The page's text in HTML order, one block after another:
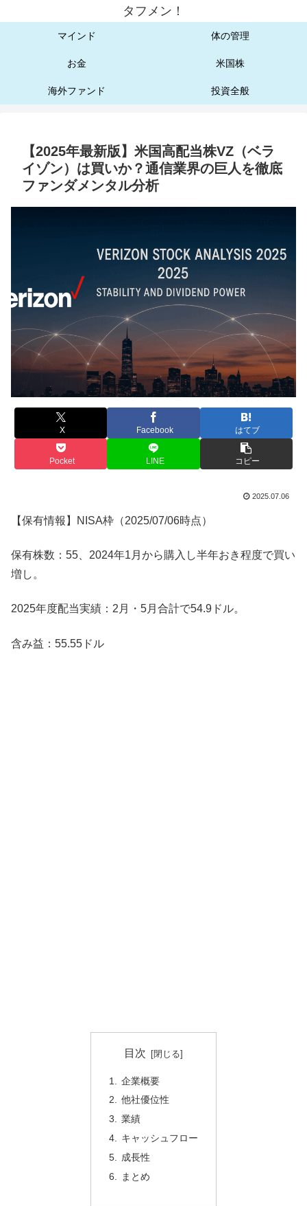
タフメン！
マインド 体の管理
お金 米国株
海外ファンド 投資全般
【2025年最新版】米国高配当株VZ（ベラ
イゾン）は買いか？通信業界の巨人を徹底
ファンダメンタル分析
X Facebook はてブ
Pocket LINE コピー
2025.07.06
【保有情報】NISA枠（2025/07/06時点）
保有株数：55、2024年1月から購入し半年おき程度で買い
増し。
2025年度配当実績：2月・5月合計で54.9ドル。
含み益：55.55ドル
目次
企業概要
他社優位性
業績
キャッシュフロー
成長性
まとめ